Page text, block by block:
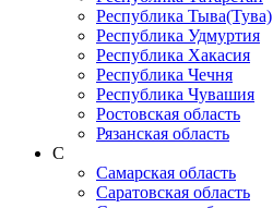
Республика Тыва(Тува)
Республика Удмуртия
Республика Хакасия
Республика Чечня
Республика Чувашия
Ростовская область
Рязанская область
С
Самарская область
Саратовская область